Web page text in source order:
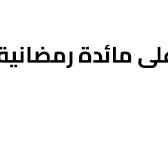
مائدة